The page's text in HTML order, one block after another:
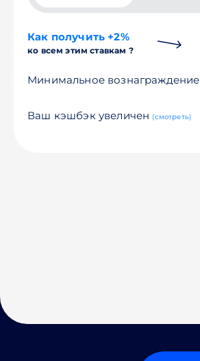
Как получить +2%
ко всем этим ставкам ?
Минимальное вознаграждение
Ваш кэшбэк увеличен (смотреть)